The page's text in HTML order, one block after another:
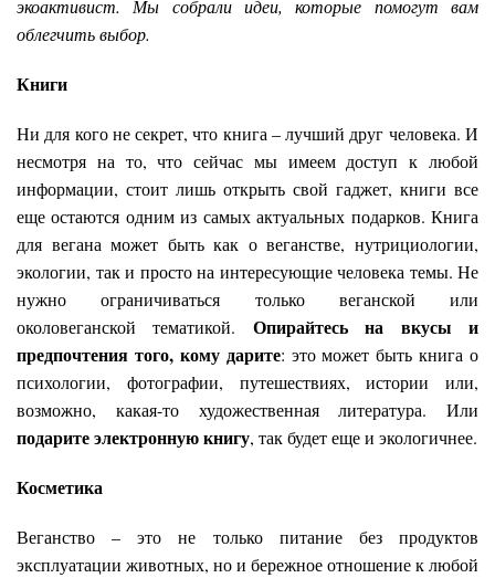
экоактивист. Мы собрали идеи, которые помогут вам
облегчить выбор.
Книги
Ни для кого не секрет, что книга – лучший друг человека. И
несмотря на то, что сейчас мы имеем доступ к любой
информации, стоит лишь открыть свой гаджет, книги все
еще остаются одним из самых актуальных подарков. Книга
для вегана может быть как о веганстве, нутрициологии,
экологии, так и просто на интересующие человека темы. Не
нужно ограничиваться только веганской или
околовеганской тематикой. Опирайтесь на вкусы и
предпочтения того, кому дарите: это может быть книга о
психологии, фотографии, путешествиях, истории или,
возможно, какая-то художественная литература. Или
подарите электронную книгу, так будет еще и экологичнее.
Косметика
Веганство – это не только питание без продуктов
эксплуатации животных, но и бережное отношение к любой